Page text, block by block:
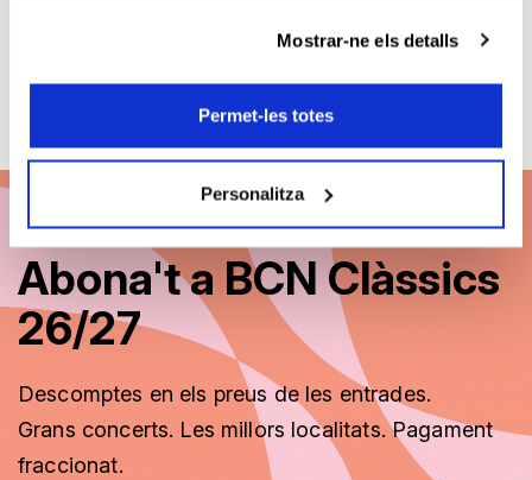
Mostrar-ne els detalls
Permet-les totes
Personalitza
Abona't a BCN Clàssics
26/27
Descomptes en els preus de les entrades.
Grans concerts. Les millors localitats. Pagament
fraccionat.